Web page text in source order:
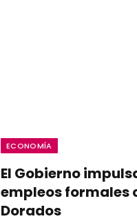
ECONOMÍA
El Gobierno
empleos formales
Dorados